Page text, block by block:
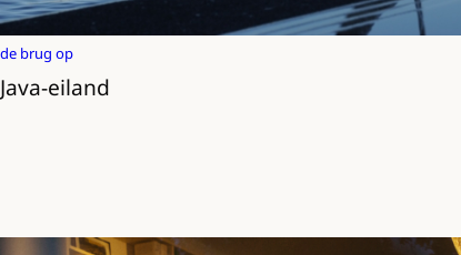
de brug op
Java-eiland